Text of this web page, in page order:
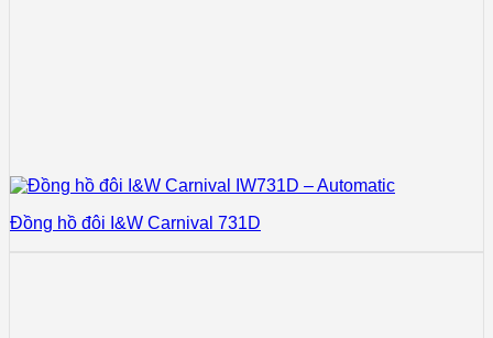
Đồng hồ đôi I&W Carnival 731D